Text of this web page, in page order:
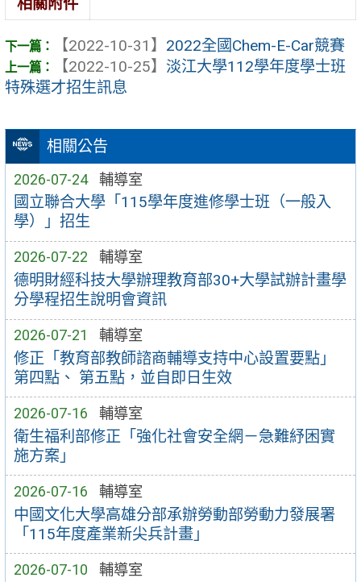
相關公告
2026-07-24 輔導室
國立聯合大學「115學年度進修學士班（一般入
學）」招生
2026-07-22 輔導室
德明財經科技大學辦理教育部30+大學試辦計畫學
分學程招生說明會資訊
2026-07-21 輔導室
修正「教育部教師諮商輔導支持中心設置要點」
第四點、 第五點，並自即日生效
2026-07-16 輔導室
衛生福利部修正「強化社會安全網－急難紓困實
施方案」
2026-07-16 輔導室
中國文化大學高雄分部承辦勞動部勞動力發展署
「115年度產業新尖兵計畫」
2026-07-10 輔導室
【2022-10-31】 2022全國Chem-E-Car競賽
【2022-10-25】 淡江大學112學年度學士班
特殊選才招生訊息